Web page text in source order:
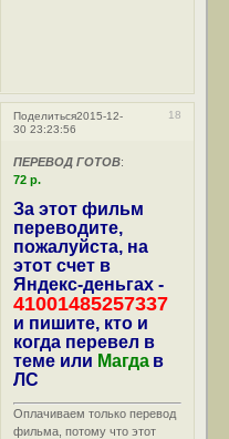
Поделиться 18
2015-12-
30 23:23:56
ПЕРЕВОД ГОТОВ:
72 р.
За этот фильм
переводите,
пожалуйста, на
этот счет в
Яндекс-деньгах -
41001485257337
и пишите, кто и
когда перевел в
теме или Магда в
ЛС
Оплачиваем только перевод
фильма, потому что этот